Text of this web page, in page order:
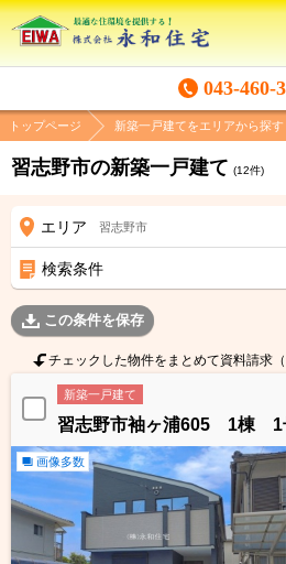
043-460-
トップページ 新築一戸建てをエリアから探す
習志野市の新築一戸建て (12件)
エリア 習志野市
検索条件
この条件を保存
チェックした物件をまとめて資料請求（
新築一戸建て
習志野市袖ヶ浦605 1棟 1
画像多数